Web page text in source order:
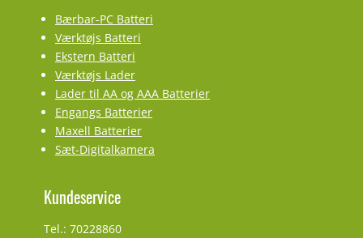
Bærbar-PC Batteri
Værktøjs Batteri
Ekstern Batteri
Værktøjs Lader
Lader til AA og AAA Batterier
Engangs Batterier
Maxell Batterier
Sæt-Digitalkamera
Kundeservice
Tel.: 70228860